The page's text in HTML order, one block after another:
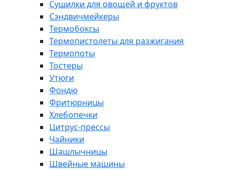
Сушилки для овощей и фруктов
Сэндвичмейкеры
Термобоксы
Термопистолеты для разжигания
Термопоты
Тостеры
Утюги
Фондю
Фритюрницы
Хлебопечки
Цитрус-прессы
Чайники
Шашлычницы
Швейные машины